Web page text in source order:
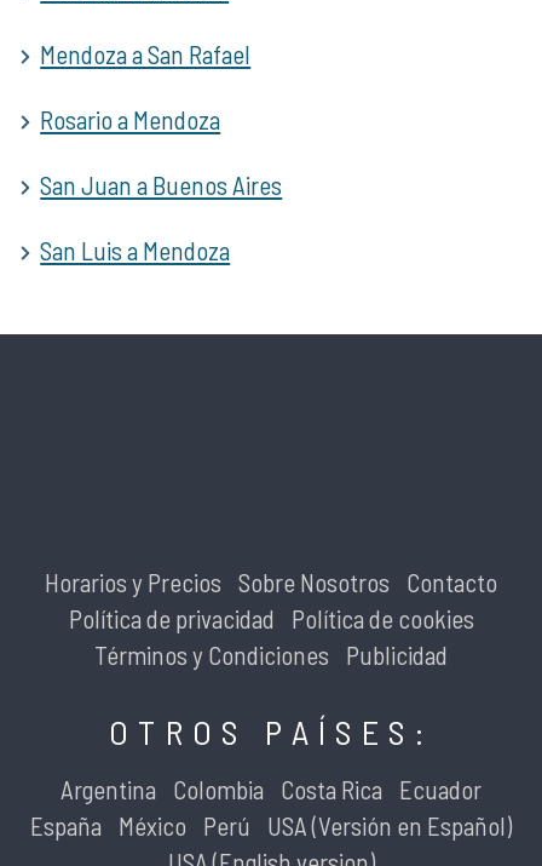
Mendoza a San Rafael
Rosario a Mendoza
San Juan a Buenos Aires
San Luis a Mendoza
Horarios y Precios Sobre Nosotros
Contacto
Política de privacidad
Política de cookies
Términos y Condiciones
Publicidad
OTROS PAÍSES:
Argentina Colombia Costa Rica
Ecuador
España
México Perú
USA (Versión en Español)